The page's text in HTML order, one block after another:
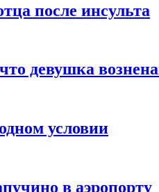
после инсульта
девушка
условии
в аэропорту